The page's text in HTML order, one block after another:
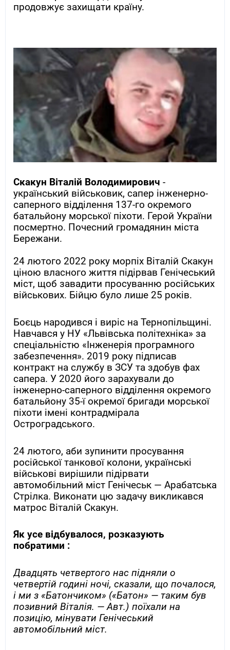
продовжує захищати країну.
Скакун Віталій Володимирович -
український військовик, сапер інженерно-
саперного відділення 137-го окремого
батальйону морської піхоти. Герой України
посмертно. Почесний громадянин міста
Бережани.
24 лютого 2022 року морпіх Віталій Скакун
ціною власного життя підірвав Генічеський
міст, щоб завадити просуванню російських
військових. Бійцю було лише 25 років.
Боєць народився і виріс на Тернопільщині.
Навчався у НУ «Львівська політехніка» за
спеціальністю «Інженерія програмного
забезпечення». 2019 року підписав
контракт на службу в ЗСУ та здобув фах
сапера. У 2020 його зарахували до
інженерно-саперного відділення окремого
батальйону 35-ї окремої бригади морської
піхоти імені контрадмірала
Остроградського.
24 лютого, аби зупинити просування
російської танкової колони, українські
військові вирішили підірвати
автомобільний міст Генічеськ — Арабатська
Стрілка. Виконати цю задачу викликався
матрос Віталій Скакун.
Як усе відбувалося, розказують
побратими :
Двадцять четвертого нас підняли о
четвертій годині ночі, сказали, що почалося,
і ми з «Батончиком» («Батон» — таким був
позивний Віталія. — Авт.) поїхали на
позицію, мінувати Генічеський
автомобільний міст.